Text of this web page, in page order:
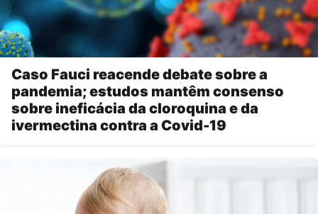
Caso Fauci reacende debate sobre a
pandemia; estudos mantêm consenso
sobre ineficácia da cloroquina e da
ivermectina contra a Covid-19